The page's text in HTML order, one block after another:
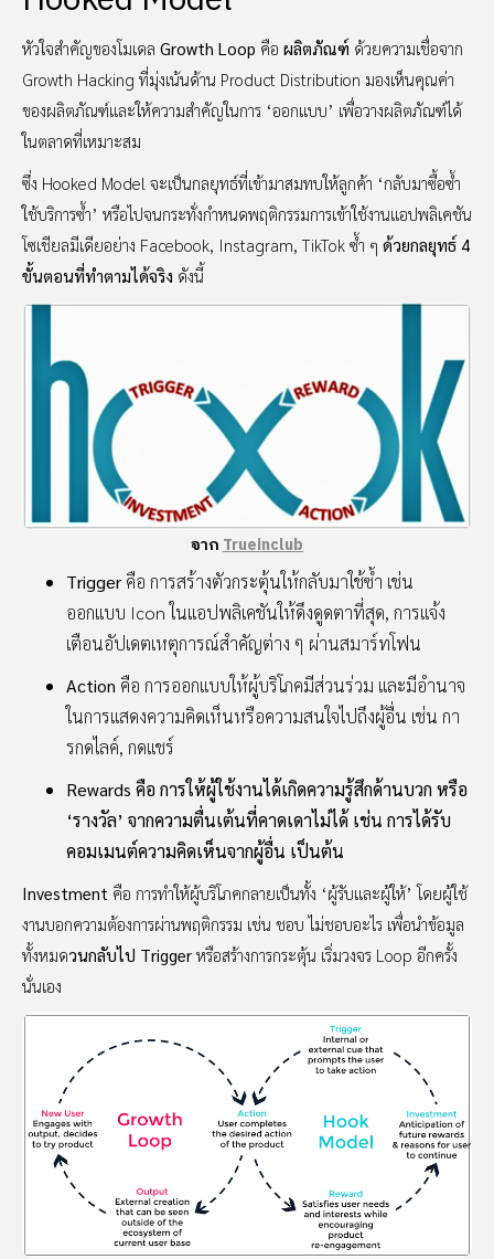
หัวใจสำคัญของโมเดล Growth Loop คือ ผลิตภัณฑ์ ด้วยความเชื่อจาก
Growth Hacking ที่มุ่งเน้นด้าน Product Distribution มองเห็นคุณค่า
ของผลิตภัณฑ์และให้ความสำคัญในการ ‘ออกแบบ’ เพื่อวางผลิตภัณฑ์ได้
ในตลาดที่เหมาะสม
ซึ่ง Hooked Model จะเป็นกลยุทธ์ที่เข้ามาสมทบให้ลูกค้า ‘กลับมาซื้อซ้ำ
ใช้บริการซ้ำ’ หรือไปจนกระทั่งกำหนดพฤติกรรมการเข้าใช้งานแอปพลิเคชัน
โซเชียลมีเดียอย่าง Facebook, Instagram, TikTok ซ้ำ ๆ ด้วยกลยุทธ์ 4
ขั้นตอนที่ทำตามได้จริง ดังนี้
จาก Trueinclub
Trigger คือ การสร้างตัวกระตุ้นให้กลับมาใช้ซ้ำ เช่น
ออกแบบ Icon ในแอปพลิเคชันให้ดึงดูดตาที่สุด, การแจ้ง
เตือนอัปเดตเหตุการณ์สำคัญต่าง ๆ ผ่านสมาร์ทโฟน
Action คือ การออกแบบให้ผู้บริโภคมีส่วนร่วม และมีอำนาจ
ในการแสดงความคิดเห็นหรือความสนใจไปถึงผู้อื่น เช่น กา
รกดไลค์, กดแชร์
Rewards คือ การให้ผู้ใช้งานได้เกิดความรู้สึกด้านบวก หรือ
‘รางวัล’ จากความตื่นเต้นที่คาดเดาไม่ได้ เช่น การได้รับ
คอมเมนต์ความคิดเห็นจากผู้อื่น เป็นต้น
Investment คือ การทำให้ผู้บริโภคกลายเป็นทั้ง ‘ผู้รับและผู้ให้’ โดยผู้ใช้
งานบอกความต้องการผ่านพฤติกรรม เช่น ชอบ ไม่ชอบอะไร เพื่อนำข้อมูล
ทั้งหมดวนกลับไป Trigger หรือสร้างการกระตุ้น เริ่มวงจร Loop อีกครั้ง
นั่นเอง